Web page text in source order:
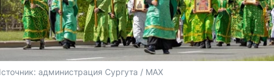
администрация Сургута / MAX